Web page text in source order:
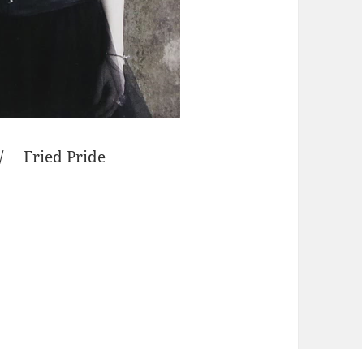
Pride